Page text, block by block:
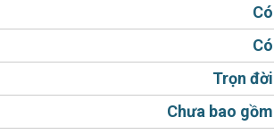
offline, online đầy đủ không thiếu thứ
sản phẩm chỉ bằng 1 thao tác đơn
Có
Có
Trọn đời
Chưa bao gồm